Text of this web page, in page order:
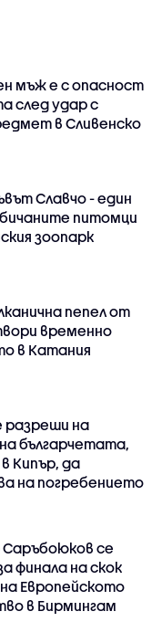
мъж е с опасност
след удар с
в Сливенско
Славчо - един
питомци
зоопарк
пепел от
временно
в Катания
разреши на
българчетата,
Кипър, да
на погребението
се
финала на скок
Европейското
в Бирмингам